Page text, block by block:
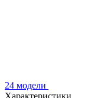
24 модели
Характеристики